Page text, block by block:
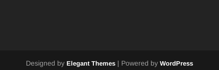
Designed by Elegant Themes | Powered by WordPress